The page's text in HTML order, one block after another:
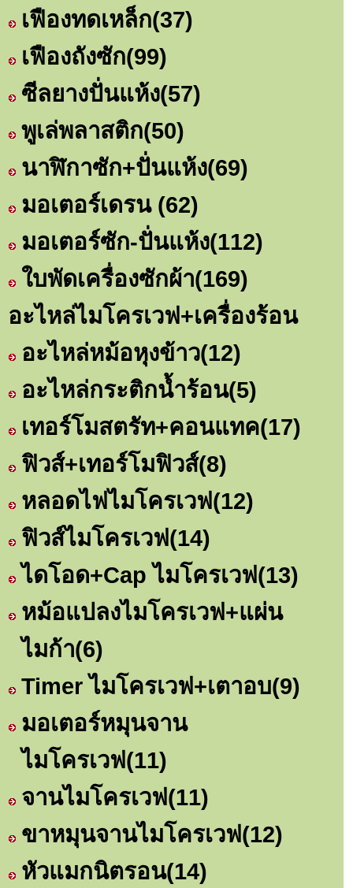
เฟืองทดเหล็ก(37)
เฟืองถังซัก(99)
ซีลยางปั่นแห้ง(57)
พูเล่พลาสติก(50)
นาฬิกาซัก+ปั่นแห้ง(69)
มอเตอร์เดรน (62)
มอเตอร์ซัก-ปั่นแห้ง(112)
ใบพัดเครื่องซักผ้า(169)
อะไหล่ไมโครเวฟ+เครื่องร้อน
อะไหล่หม้อหุงข้าว(12)
อะไหล่กระติกน้ำร้อน(5)
เทอร์โมสตรัท+คอนแทค(17)
ฟิวส์+เทอร์โมฟิวส์(8)
หลอดไฟไมโครเวฟ(12)
ฟิวส์ไมโครเวฟ(14)
ไดโอด+Cap ไมโครเวฟ(13)
หม้อแปลงไมโครเวฟ+แผ่น
ไมก้า(6)
Timer ไมโครเวฟ+เตาอบ(9)
มอเตอร์หมุนจาน
ไมโครเวฟ(11)
จานไมโครเวฟ(11)
ขาหมุนจานไมโครเวฟ(12)
หัวแมกนิตรอน(14)